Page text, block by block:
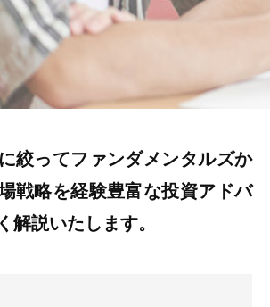
絞ってファンダメンタルズか
戦略を経験豊富な投資アドバ
解説いたします。